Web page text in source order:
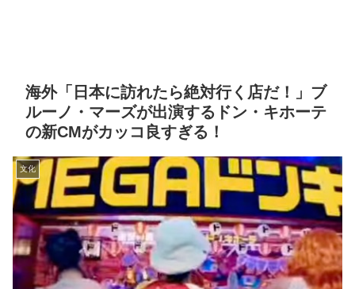
海外「日本に訪れたら絶対行く店だ！」ブ
ルーノ・マーズが出演するドン・キホーテ
の新CMがカッコ良すぎる！
文化